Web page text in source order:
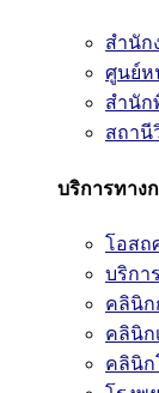
สำนัก
ศูนย์ห
สำนัก
สถานี
บริการทาง
โอสถ
บริกา
คลินิก
คลินิก
คลินิก